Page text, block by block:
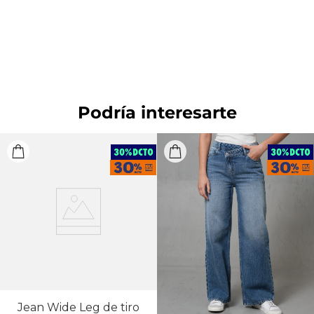
Podría interesarte
Jean Wide Leg de tiro